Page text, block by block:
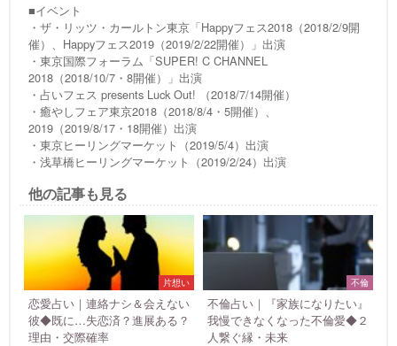
■イベント
・ザ・リッツ・カールトン東京「Happyフェス2018（2018/2/9開
催）、Happyフェス2019（2019/2/22開催）」出演
・東京国際フォーラム「SUPER! C CHANNEL
2018（2018/10/7・8開催）」出演
・占いフェス presents Luck Out! （2018/7/14開催）
・癒やしフェア東京2018（2018/8/4・5開催）、
2019（2019/8/17・18開催）出演
・東京ヒーリングマーケット（2019/5/4）出演
・浅草橋ヒーリングマーケット（2019/2/24）出演
他の記事も見る
片想い
恋愛占い｜連絡ナシ＆会えない
彼◆既に…失恋済？進展ある？
理由・交際確率
不倫
不倫占い｜『家族になりたい』
我慢できなくなった不倫愛◆２
人繋ぐ縁・未来